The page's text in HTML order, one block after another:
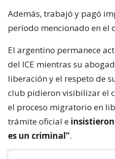
Además, trabajó y pagó
período mencionado en el
El argentino permanece
del ICE mientras su
liberación y el respeto de
club pidieron visibilizar el
el proceso migratorio en
trámite oficial e
es un criminal”.